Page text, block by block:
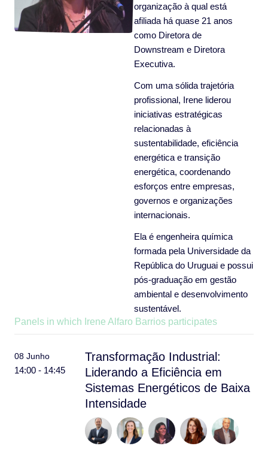
organização à qual está
afiliada há quase 21 anos
como Diretora de
Downstream e Diretora
Executiva.
Com uma sólida trajetória
profissional, Irene liderou
iniciativas estratégicas
relacionadas à
sustentabilidade, eficiência
energética e transição
energética, coordenando
esforços entre empresas,
governos e organizações
internacionais.
Ela é engenheira química
formada pela Universidade da
República do Uruguai e possui
pós-graduação em gestão
ambiental e desenvolvimento
sustentável.
Panels in which Irene Alfaro Barrios participates
08 Junho
14:00 - 14:45
Transformação Industrial:
Liderando a Eficiência em
Sistemas Energéticos de Baixa
Intensidade